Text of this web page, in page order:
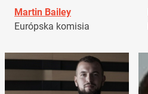
Martin Bailey
Európska komisia